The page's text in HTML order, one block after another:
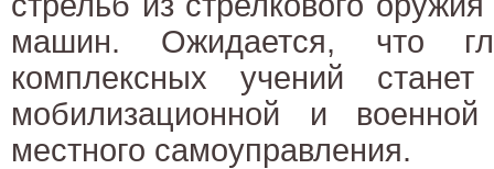
машин. Ожидается, что
комплексных учений
мобилизационной и военной
местного самоуправления.